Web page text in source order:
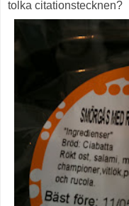
tolka citationstecknen?